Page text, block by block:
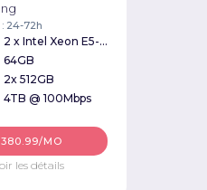
24-72h
2 x Intel Xeon E5-2640 2.50GHz
64GB
2x 512GB
4TB @ 100Mbps
MO
les détails